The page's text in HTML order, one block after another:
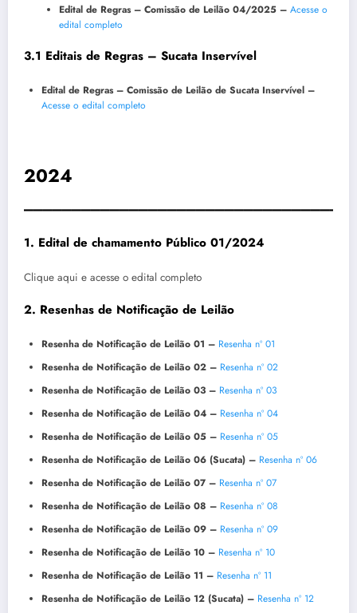
Edital de Regras – Comissão de Leilão 04/2025 – Acesse o
edital completo
3.1 Editais de Regras – Sucata Inservível
Edital de Regras – Comissão de Leilão de Sucata Inservível –
Acesse o edital completo
2024
1. Edital de chamamento Público 01/2024
Clique aqui e acesse o edital completo
2. Resenhas de Notificação de Leilão
Resenha de Notificação de Leilão 01 – Resenha nº 01
Resenha de Notificação de Leilão 02 – Resenha nº 02
Resenha de Notificação de Leilão 03 – Resenha nº 03
Resenha de Notificação de Leilão 04 – Resenha nº 04
Resenha de Notificação de Leilão 05 – Resenha nº 05
Resenha de Notificação de Leilão 06 (Sucata) – Resenha nº 06
Resenha de Notificação de Leilão 07 – Resenha nº 07
Resenha de Notificação de Leilão 08 – Resenha nº 08
Resenha de Notificação de Leilão 09 – Resenha nº 09
Resenha de Notificação de Leilão 10 – Resenha nº 10
Resenha de Notificação de Leilão 11 – Resenha nº 11
Resenha de Notificação de Leilão 12 (Sucata) – Resenha nº 12